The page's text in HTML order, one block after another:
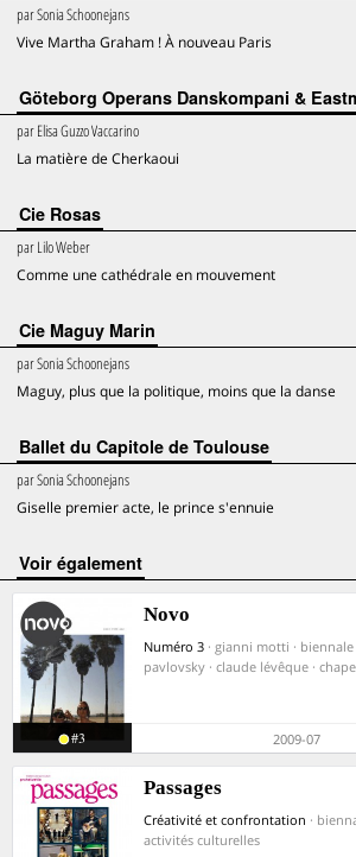
parSonia Schoonejans
Vive Martha Graham ! À nouveau Paris
Göteborg Operans Danskompani &
parElisa Guzzo Vaccarino
La matière de Cherkaoui
Cie Rosas
parLilo Weber
Comme une cathédrale en mouvement
Cie Maguy Marin
parSonia Schoonejans
Maguy, plus que la politique, moins que la danse
Ballet du Capitole de Toulouse
parSonia Schoonejans
Giselle premier acte, le prince s'ennuie
voir également
Novo
Numéro 3 · gianni motti ·
pavlovsky · claude lévêque ·
#3 2009-07
Passages
Créativité et confrontation ·
activités culturelles